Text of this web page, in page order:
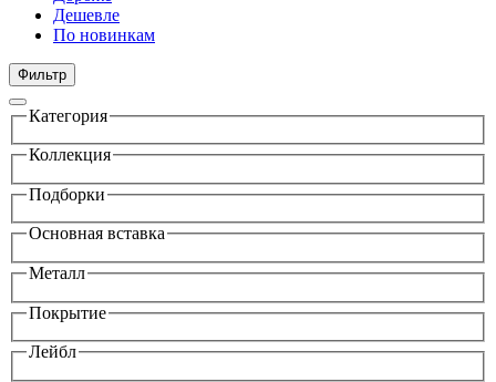
Дешевле
По новинкам
Фильтр
Категория
Коллекция
Подборки
Основная вставка
Металл
Покрытие
Лейбл